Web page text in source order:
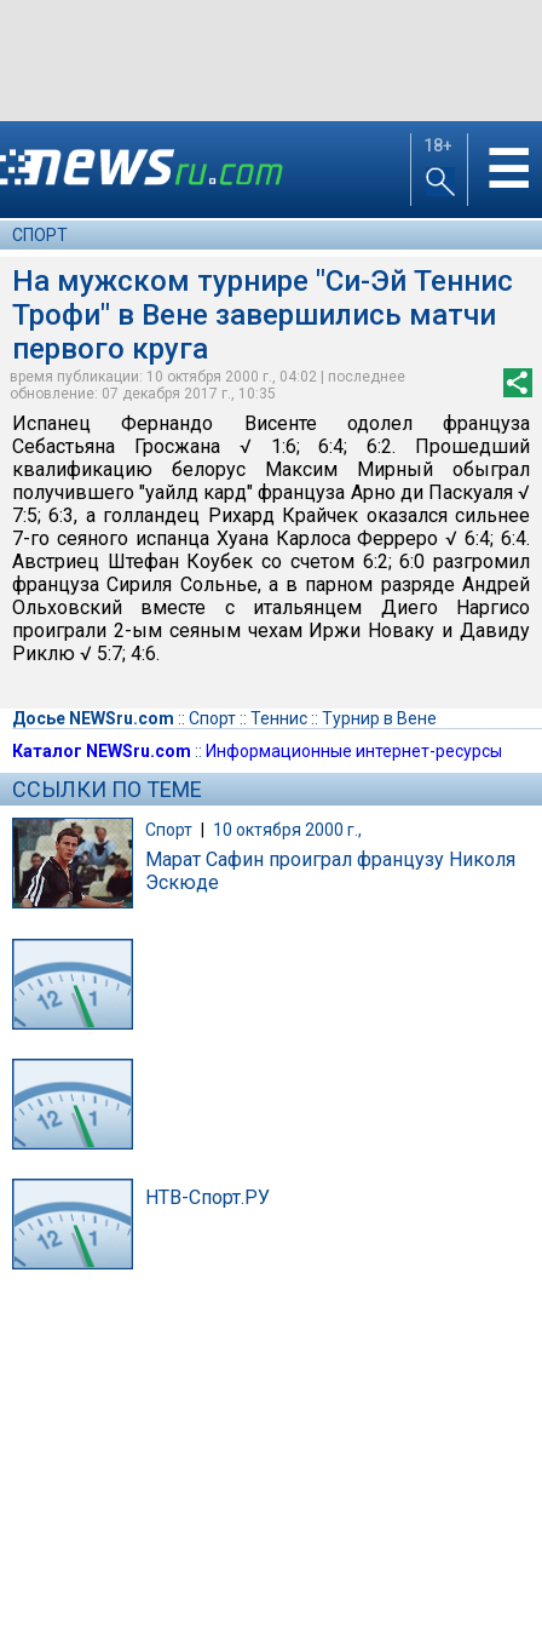
18+ ☰
СПОРТ
На мужском турнире "Си-Эй Теннис
Трофи" в Вене завершились матчи
первого круга
время публикации: 10 октября 2000 г., 04:02 | последнее
обновление: 07 декабря 2017 г., 10:35
Испанец Фернандо Висенте одолел француза
Себастьяна Гросжана √ 1:6; 6:4; 6:2. Прошедший
квалификацию белорус Максим Мирный обыграл
получившего "уайлд кард" француза Арно ди Паскуаля √
7:5; 6:3, а голландец Рихард Крайчек оказался сильнее
7-го сеяного испанца Хуана Карлоса Ферреро √ 6:4; 6:4.
Австриец Штефан Коубек со счетом 6:2; 6:0 разгромил
француза Сириля Сольнье, а в парном разряде Андрей
Ольховский вместе с итальянцем Диего Наргисо
проиграли 2-ым сеяным чехам Иржи Новаку и Давиду
Риклю √ 5:7; 4:6.
Досье NEWSru.com :: Спорт:: Теннис:: Турнир в Вене
Каталог NEWSru.com :: Информационные интернет-ресурсы
ССЫЛКИ ПО ТЕМЕ
Спорт 10 октября 2000 г.,
Марат Сафин проиграл французу Николя
Эскюде
НТВ-Спорт.РУ